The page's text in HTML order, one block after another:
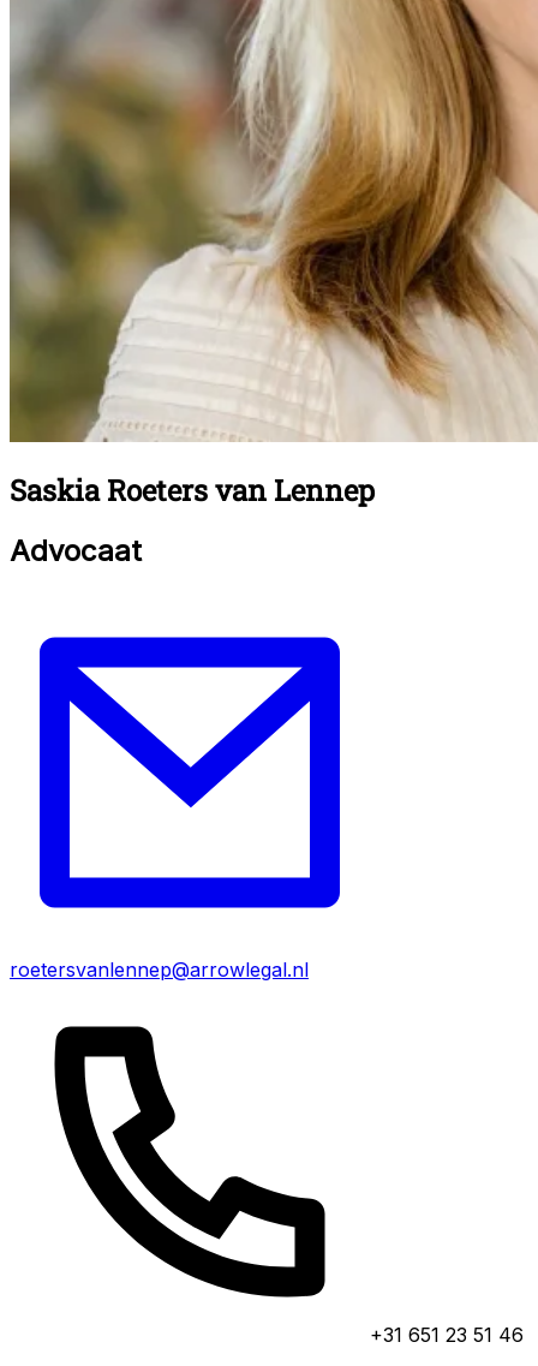
Saskia Roeters van Lennep
Advocaat
roetersvanlennep@arrowlegal.nl
+31 651 23 51 46